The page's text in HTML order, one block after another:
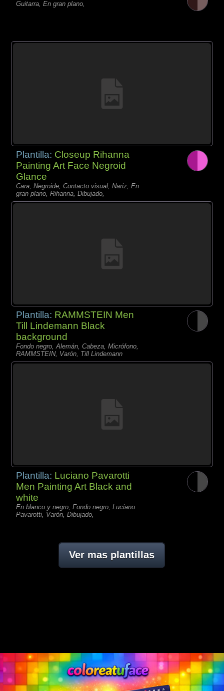
Guitarra, En gran plano,
Plantilla: Closeup Rihanna
Painting Art Face Negroid
Glance
Cara, Negroide, Contacto visual, Nariz, En
gran plano, Rihanna, Dibujado,
Plantilla: RAMMSTEIN Men
Till Lindemann Black
background
Fondo negro, Alemán, Cabeza, Micrófono,
RAMMSTEIN, Varón, Till Lindemann
Plantilla: Luciano Pavarotti
Men Painting Art Black and
white
En blanco y negro, Fondo negro, Luciano
Pavarotti, Varón, Dibujado,
Ver mas plantillas